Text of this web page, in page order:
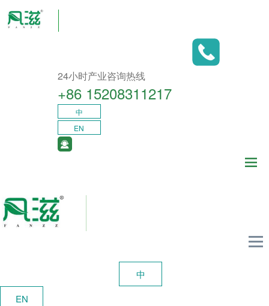
24小时产业咨询热线
+86 15208311217​
中
EN
中
EN